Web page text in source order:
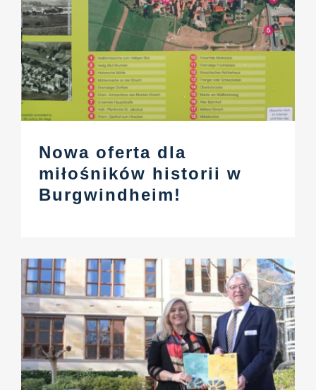
Nowa oferta dla
miłośników historii w
Burgwindheim!